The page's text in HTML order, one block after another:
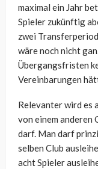
maximal ein Jahr
Spieler zukünftig
zwei
wäre noch nicht
Übergangsfristen
Vereinbarungen
Relevanter wird es
von einem anderen
darf. Man darf
selben Club
acht Spieler